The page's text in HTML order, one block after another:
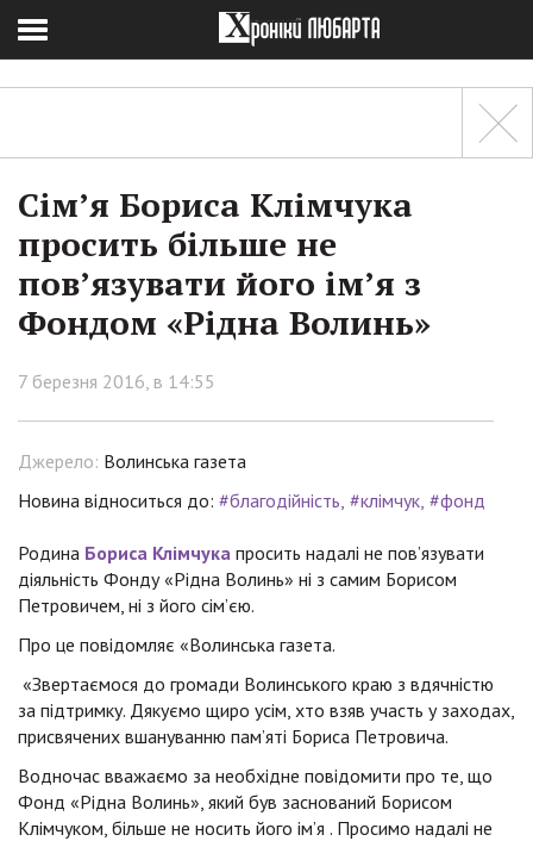
Сім’я Бориса Клімчука
просить більше не
пов’язувати його ім’я з
Фондом «Рідна Волинь»
7 березня 2016, в 14:55
Джерело: Волинська газета
Новина відноситься до: #благодійність #клімчук #фонд
Родина Бориса Клімчука просить надалі не пов’язувати
діяльність Фонду «Рідна Волинь» ні з самим Борисом
Петровичем, ні з його сім’єю.
Про це повідомляє «Волинська газета.
«Звертаємося до громади Волинського краю з вдячністю
за підтримку. Дякуємо щиро усім, хто взяв участь у заходах,
присвячених вшануванню пам’яті Бориса Петровича.
Водночас вважаємо за необхідне повідомити про те, що
Фонд «Рідна Волинь», який був заснований Борисом
Клімчуком, більше не носить його ім’я . Просимо надалі не